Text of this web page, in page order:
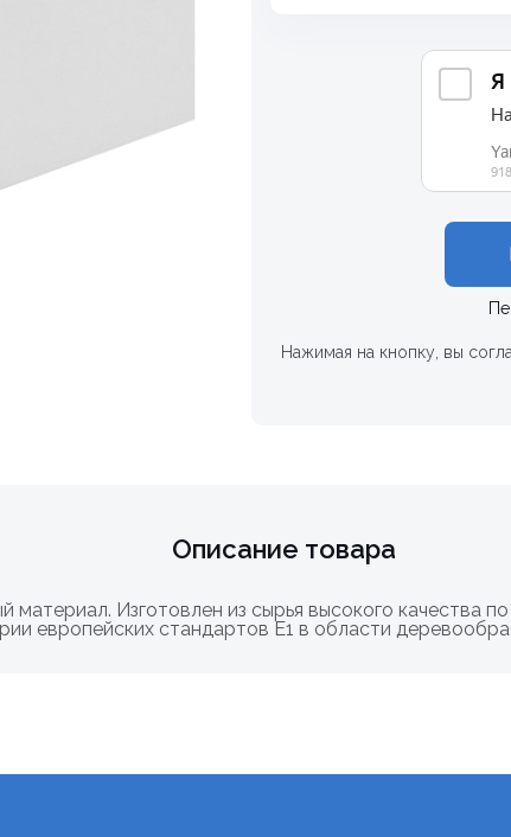
Нажимая на кнопку, вы
Описание товара
Изготовлен из сырья высокого качества
европейских стандартов Е1 в области